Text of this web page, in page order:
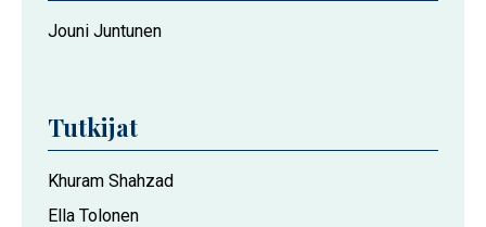
Jouni Juntunen
Tutkijat
Khuram Shahzad
Ella Tolonen